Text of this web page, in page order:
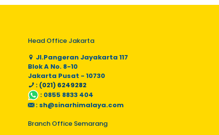
Head Office Jakarta
Jl.Pangeran Jayakarta 117
Blok A No. 8-10
Jakarta Pusat - 10730
: (021) 6249282
: 0855 8833 404
: sh@sinarhimalaya.com
Branch Office Semarang